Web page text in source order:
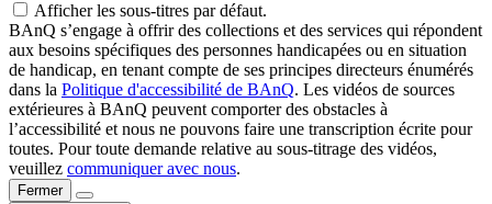
Afficher les sous-titres par défaut.
BAnQ s’engage à offrir des collections et des services qui répondent
aux besoins spécifiques des personnes handicapées ou en situation
de handicap, en tenant compte de ses principes directeurs énumérés
dans la Politique d'accessibilité de BAnQ. Les vidéos de sources
extérieures à BAnQ peuvent comporter des obstacles à
l’accessibilité et nous ne pouvons faire une transcription écrite pour
toutes. Pour toute demande relative au sous-titrage des vidéos,
veuillez communiquer avec nous.
Fermer